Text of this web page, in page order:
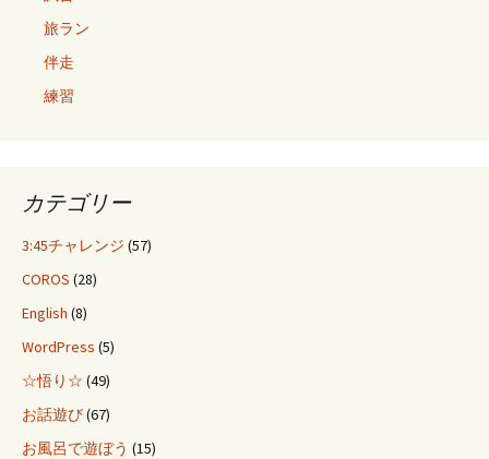
旅ラン
伴走
練習
カテゴリー
3:45チャレンジ (57)
COROS (28)
English (8)
WordPress (5)
☆悟り☆ (49)
お話遊び(67)
お風呂で遊ぼう (15)